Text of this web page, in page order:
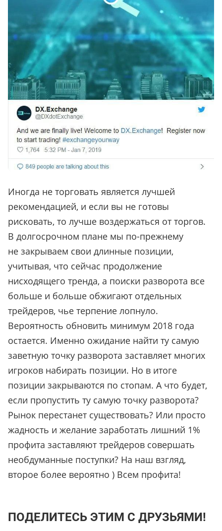
Иногда не торговать является лучшей
рекомендацией, и если вы не готовы
рисковать, то лучше воздержаться от торгов.
В долгосрочном плане мы по-прежнему
не закрываем свои длинные позиции,
учитывая, что сейчас продолжение
нисходящего тренда, а поиски разворота все
больше и больше обжигают отдельных
трейдеров, чье терпение лопнуло.
Вероятность обновить минимум 2018 года
остается. Именно ожидание найти ту самую
заветную точку разворота заставляет многих
игроков набирать позиции. Но в итоге
позиции закрываются по стопам. А что будет,
если пропустить ту самую точку разворота?
Рынок перестанет существовать? Или просто
жадность и желание заработать лишний 1%
профита заставляют трейдеров совершать
необдуманные поступки? На наш взгляд,
второе более вероятно ) Всем профита!
ПОДЕЛИТЕСЬ ЭТИМ С ДРУЗЬЯМИ!